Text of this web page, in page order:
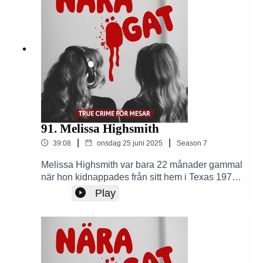
hittar Nära Ögat - en true crime podd för mesar
på de vanligaste plattormarna för poddar ex
Spotify, Podplay, Apple Podcaster etc.Skapad av
Alexandra Kentsdottir och Amelia Ingman.
91. Melissa Highsmith
39:08 onsdag 25 juni 2025 Season 7
Melissa Highsmith var bara 22 månader gammal
när hon kidnappades från sitt hem i Texas 1971.
Hennes försvinnande blev ett av USA:s mest
långdragna kidnappningsfall – tills något oväntat
Nära Ögat får du höra den otroliga historien om
förlust, hopp och den mirakulösa återföreningen
som ingen trodde var möjlig.Se bilder från
Play